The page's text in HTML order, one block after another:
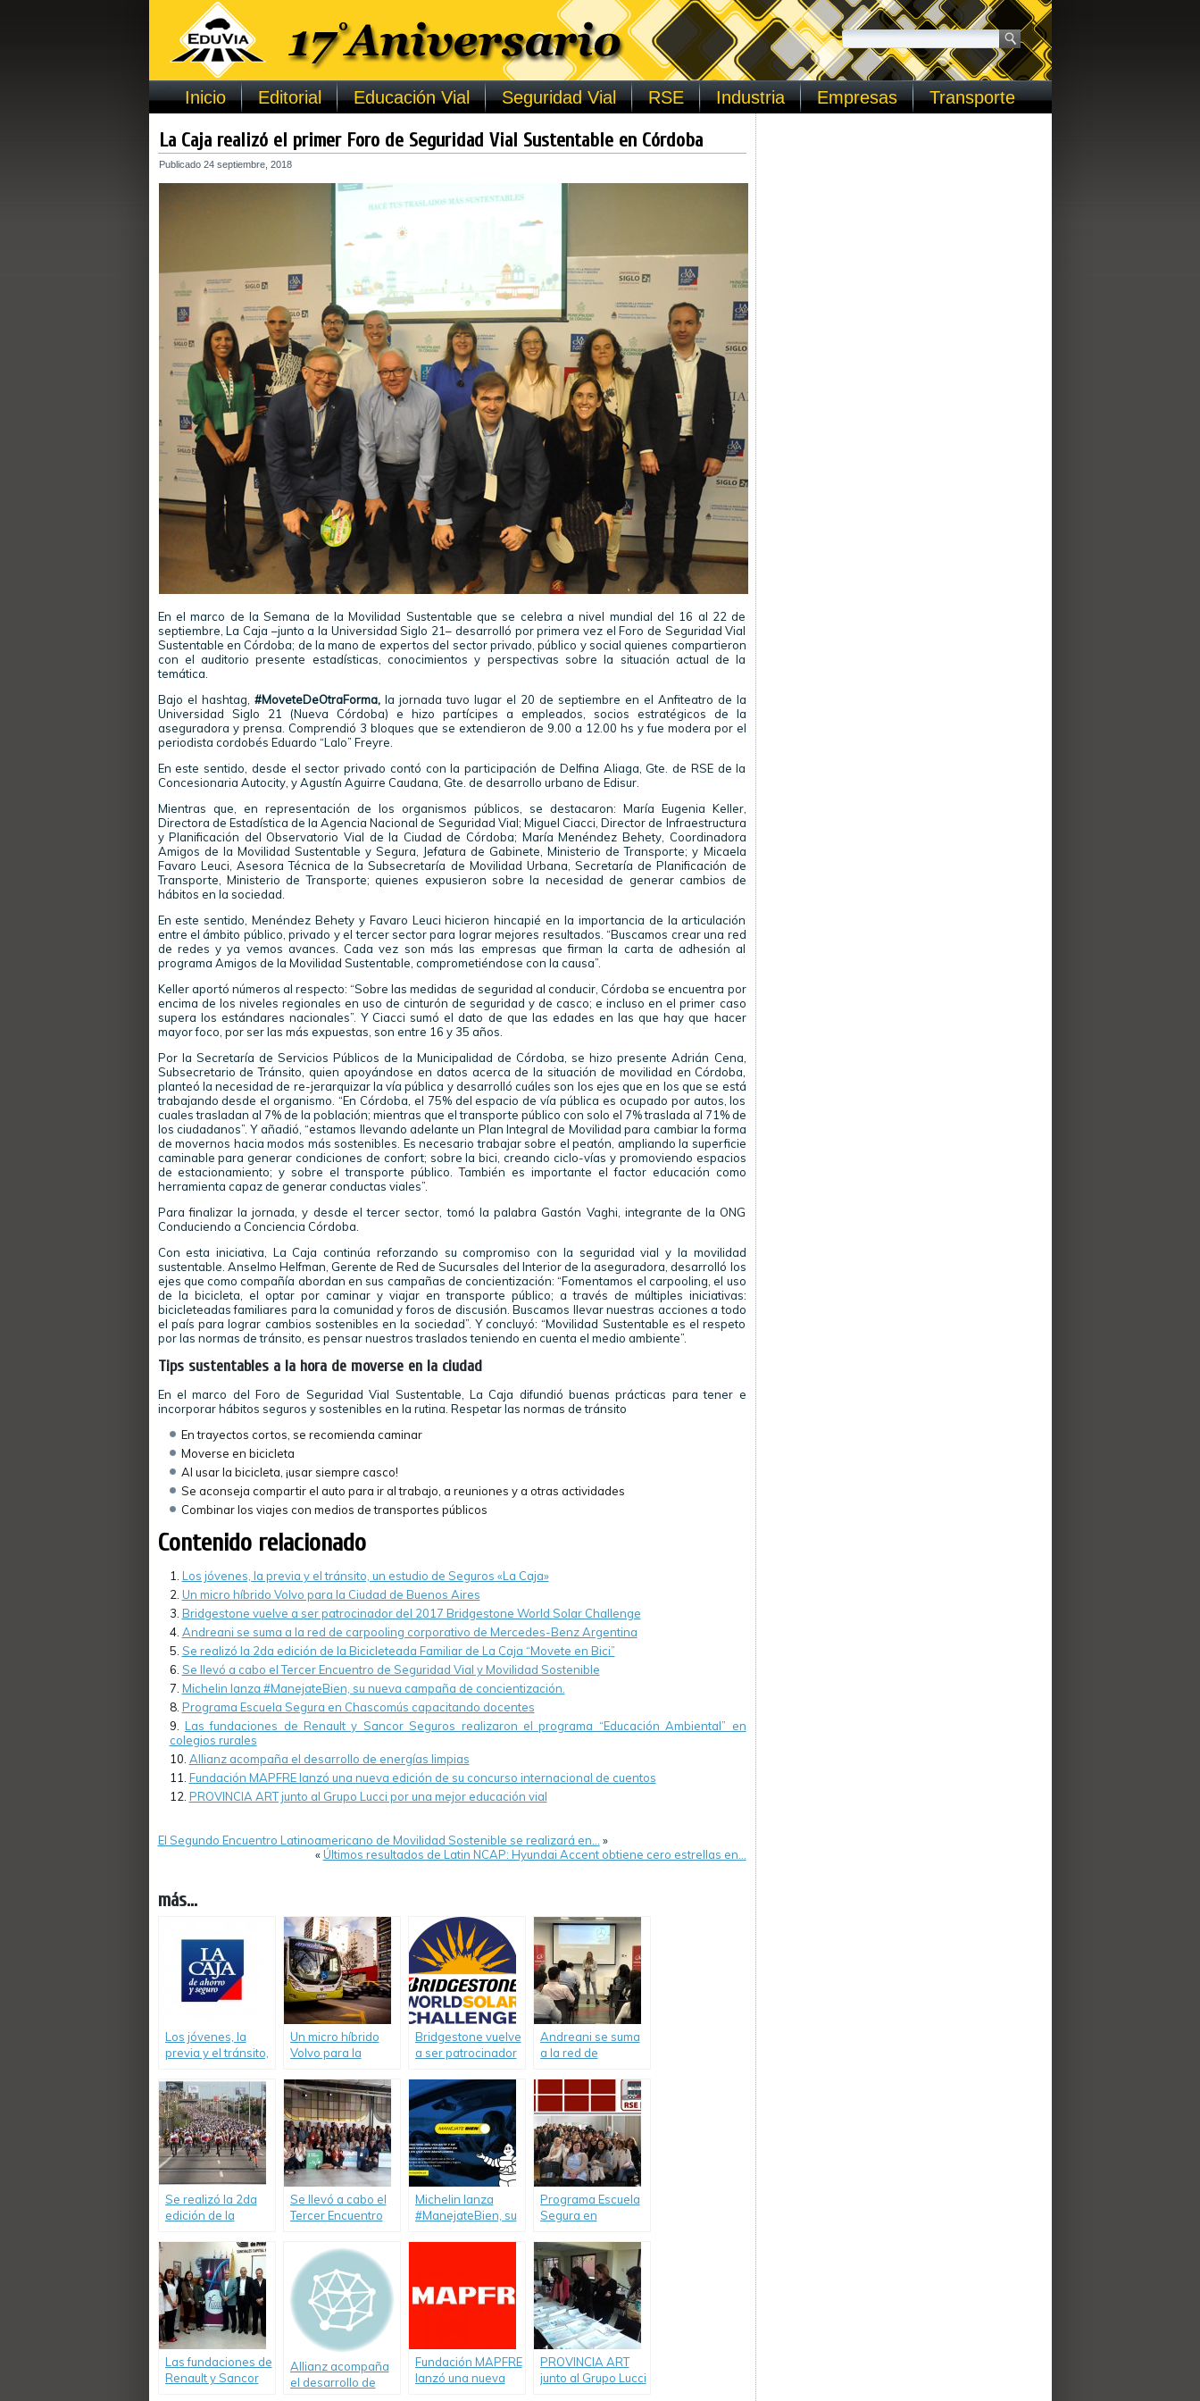
Inicio Editorial Educación Vial Seguridad Vial RSE Industria Empresas Transporte
La Caja realizó el primer Foro de Seguridad Vial Sustentable en Córdoba
Publicado 24 septiembre, 2018
En el marco de la Semana de la Movilidad Sustentable que se celebra a nivel mundial del 16 al 22 de
septiembre, La Caja –junto a la Universidad Siglo 21– desarrolló por primera vez el Foro de Seguridad Vial
Sustentable en Córdoba; de la mano de expertos del sector privado, público y social quienes compartieron
con el auditorio presente estadísticas, conocimientos y perspectivas sobre la situación actual de la
temática.
Bajo el hashtag, #MoveteDeOtraForma,la jornada tuvo lugar el 20 de septiembre en el Anfiteatro de la
Universidad Siglo 21 (Nueva Córdoba) e hizo partícipes a empleados, socios estratégicos de la
aseguradora y prensa. Comprendió 3 bloques que se extendieron de 9.00 a 12.00 hs y fue modera por el
periodista cordobés Eduardo “Lalo” Freyre.
En este sentido, desde el sector privado contó con la participación de Delfina Aliaga, Gte. de RSE de la
Concesionaria Autocity, y Agustín Aguirre Caudana, Gte. de desarrollo urbano de Edisur.
Mientras que, en representación de los organismos públicos, se destacaron: María Eugenia Keller,
Directora de Estadística de la Agencia Nacional de Seguridad Vial; Miguel Ciacci, Director de Infraestructura
y Planificación del Observatorio Vial de la Ciudad de Córdoba; María Menéndez Behety, Coordinadora
Amigos de la Movilidad Sustentable y Segura, Jefatura de Gabinete, Ministerio de Transporte; y Micaela
Favaro Leuci, Asesora Técnica de la Subsecretaría de Movilidad Urbana, Secretaría de Planificación de
Transporte, Ministerio de Transporte; quienes expusieron sobre la necesidad de generar cambios de
hábitos en la sociedad.
En este sentido, Menéndez Behety y Favaro Leuci hicieron hincapié en la importancia de la articulación
entre el ámbito público, privado y el tercer sector para lograr mejores resultados. “Buscamos crear una red
de redes y ya vemos avances. Cada vez son más las empresas que firman la carta de adhesión al
programa Amigos de la Movilidad Sustentable, comprometiéndose con la causa”.
Keller aportó números al respecto: “Sobre las medidas de seguridad al conducir, Córdoba se encuentra por
encima de los niveles regionales en uso de cinturón de seguridad y de casco; e incluso en el primer caso
supera los estándares nacionales”. Y Ciacci sumó el dato de que las edades en las que hay que hacer
mayor foco, por ser las más expuestas, son entre 16 y 35 años.
Por la Secretaría de Servicios Públicos de la Municipalidad de Córdoba, se hizo presente Adrián Cena,
Subsecretario de Tránsito, quien apoyándose en datos acerca de la situación de movilidad en Córdoba,
planteó la necesidad de re-jerarquizar la vía pública y desarrolló cuáles son los ejes que en los que se está
trabajando desde el organismo. “En Córdoba, el 75% del espacio de vía pública es ocupado por autos, los
cuales trasladan al 7% de la población; mientras que el transporte público con solo el 7% traslada al 71% de
los ciudadanos”. Y añadió, “estamos llevando adelante un Plan Integral de Movilidad para cambiar la forma
de movernos hacia modos más sostenibles. Es necesario trabajar sobre el peatón, ampliando la superficie
caminable para generar condiciones de confort; sobre la bici, creando ciclo-vías y promoviendo espacios
de estacionamiento; y sobre el transporte público. También es importante el factor educación como
herramienta capaz de generar conductas viales”.
Para finalizar la jornada, y desde el tercer sector, tomó la palabra Gastón Vaghi, integrante de la ONG
Conduciendo a Conciencia Córdoba.
Con esta iniciativa, La Caja continúa reforzando su compromiso con la seguridad vial y la movilidad
sustentable. Anselmo Helfman, Gerente de Red de Sucursales del Interior de la aseguradora, desarrolló los
ejes que como compañía abordan en sus campañas de concientización: “Fomentamos el carpooling, el uso
de la bicicleta, el optar por caminar y viajar en transporte público; a través de múltiples iniciativas:
bicicleteadas familiares para la comunidad y foros de discusión. Buscamos llevar nuestras acciones a todo
el país para lograr cambios sostenibles en la sociedad”. Y concluyó: “Movilidad Sustentable es el respeto
por las normas de tránsito, es pensar nuestros traslados teniendo en cuenta el medio ambiente”.
Tips sustentables a la hora de moverse en la ciudad
En el marco del Foro de Seguridad Vial Sustentable, La Caja difundió buenas prácticas para tener e
incorporar hábitos seguros y sostenibles en la rutina. Respetar las normas de tránsito
En trayectos cortos, se recomienda caminar
Moverse en bicicleta
Al usar la bicicleta, ¡usar siempre casco!
Se aconseja compartir el auto para ir al trabajo, a reuniones y a otras actividades
Combinar los viajes con medios de transportes públicos
Contenido relacionado
Los jóvenes, la previa y el tránsito, un estudio de Seguros «La Caja»
Un micro híbrido Volvo para la Ciudad de Buenos Aires
Bridgestone vuelve a ser patrocinador del 2017 Bridgestone World Solar Challenge
Andreani se suma a la red de carpooling corporativo de Mercedes-Benz Argentina
Se realizó la 2da edición de la Bicicleteada Familiar de La Caja “Movete en Bici”
Se llevó a cabo el Tercer Encuentro de Seguridad Vial y Movilidad Sostenible
Michelin lanza #ManejateBien, su nueva campaña de concientización.
Programa Escuela Segura en Chascomús capacitando docentes
Las fundaciones de Renault y Sancor Seguros realizaron el programa “Educación Ambiental” en
colegios rurales
Allianz acompaña el desarrollo de energías limpias
Fundación MAPFRE lanzó una nueva edición de su concurso internacional de cuentos
PROVINCIA ART junto al Grupo Lucci por una mejor educación vial
El Segundo Encuentro Latinoamericano de Movilidad Sostenible se realizará en…
»
«Últimos resultados de Latin NCAP: Hyundai Accent obtiene cero estrellas en…
más...
Los jóvenes, la
previa y el tránsito,
Seguros «La Caja»
Un micro híbrido
Volvo para la
Aires
Bridgestone vuelve
a ser patrocinador
Bridgestone World
Solar Challenge
Andreani se suma
a la red de
Mercedes-Benz
Argentina
Se realizó la 2da
edición de la
Familiar de La Caja
“Movete en Bici”
Se llevó a cabo el
Tercer Encuentro
Movilidad
Sostenible
Michelin lanza
#ManejateBien, su
Programa Escuela
Segura en
capacitando
docentes
Las fundaciones de
Renault y Sancor
Allianz acompaña
el desarrollo de
Fundación MAPFRE
lanzó una nueva
PROVINCIA ART
junto al Grupo Lucci